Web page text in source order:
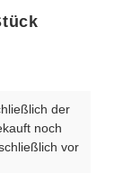
der
noch
vor